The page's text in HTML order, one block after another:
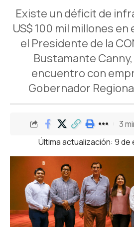
Existe un déficit de
US$ 100 mil millones
el Presidente de la
Bustamante
encuentro con
Gobernador
Última actualización: 9 de
3